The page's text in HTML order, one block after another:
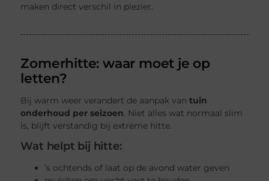
maken direct verschil in plezier.
Zomerhitte: waar moet je op
letten?
Bij warm weer verandert de aanpak vantuin
onderhoud per seizoen. Niet alles wat normaal slim
is, blijft verstandig bij extreme hitte.
Wat helpt bij hitte:
’s ochtends of laat op de avond water geven